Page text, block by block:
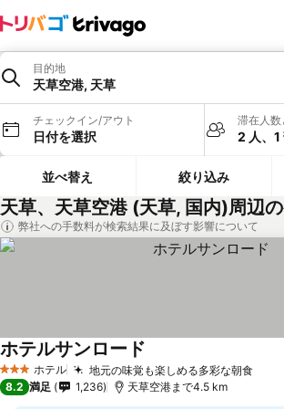
目的地
天草空港, 天草
チェックイン/アウト
日付を選択
滞在人数
2 人、1
並べ替え 絞り込み
天草、天草空港 (天草, 国内)周辺
弊社への手数料が検索結果に及ぼす影響について
3 ホテルのランク
ホテル 地元の味覚も楽しめる多彩な朝食
ホテルサンロード
8.2 満足 1,236 天草空港まで4.5 km